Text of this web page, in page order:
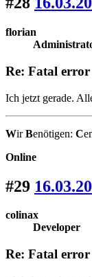
florian
Re: Fatal
Ich jetzt gerade.
WirBenötigen: C
Online
#29
colinax
Developer
Re: Fatal